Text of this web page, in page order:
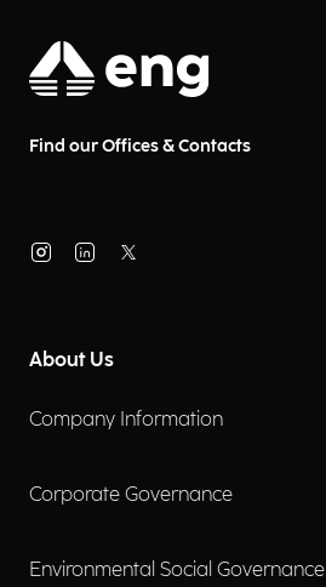
Find our Offices & Contacts
About Us
Company Information
Corporate Governance
Environmental Social Governance